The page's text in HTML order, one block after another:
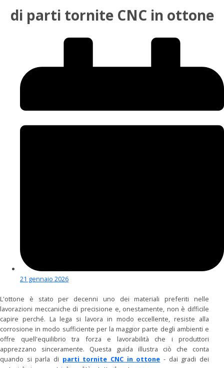
di parti tornite CNC in ottone
21 gennaio 2026
L'ottone è stato per decenni uno dei materiali preferiti nelle
lavorazioni meccaniche di precisione e, onestamente, non è difficile
capire perché. La lega si lavora in modo eccellente, resiste alla
corrosione in modo sufficiente per la maggior parte degli ambienti e
offre quell'equilibrio tra forza e lavorabilità che i produttori
apprezzano sinceramente. Questa guida illustra ciò che conta
quando si parla di parti tornite CNC in ottone - dai gradi dei